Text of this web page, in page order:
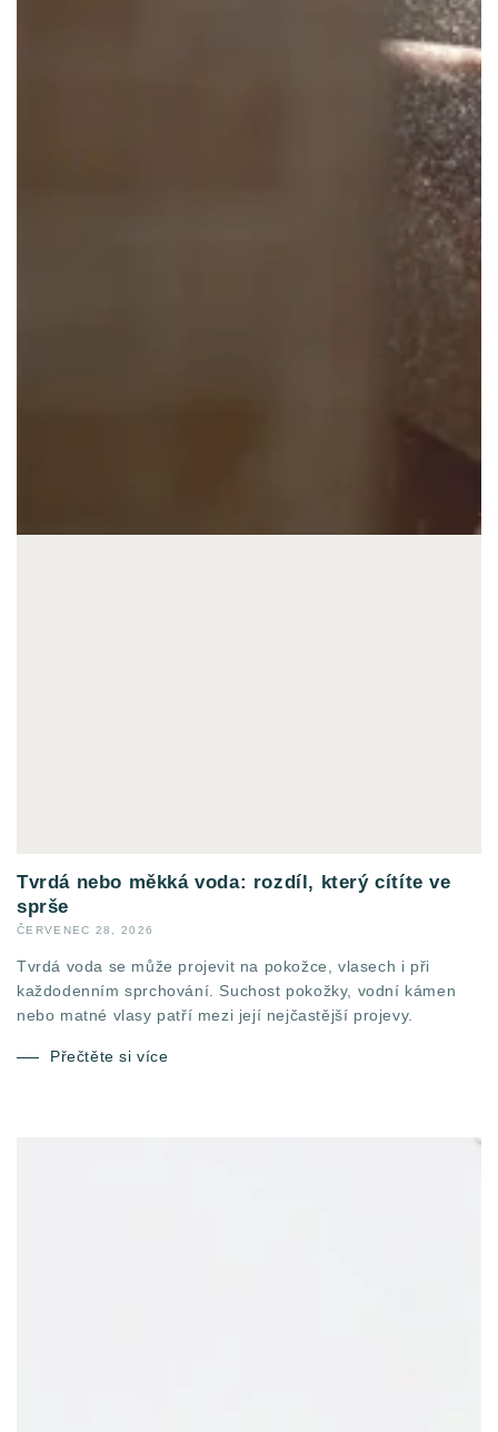
Tvrdá nebo měkká voda: rozdíl, který cítíte ve
sprše
ČERVENEC 28, 2026
Tvrdá voda se může projevit na pokožce, vlasech i při
každodenním sprchování. Suchost pokožky, vodní kámen
nebo matné vlasy patří mezi její nejčastější projevy.
Přečtěte si více